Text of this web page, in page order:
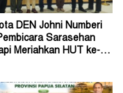
DEN Johni Numberi
Sarasehan
Meriahkan HUT ke-81